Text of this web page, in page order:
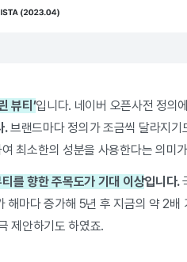
뷰티’입니다. 네이버 오픈사전 정의
.브랜드마다 정의가 조금씩 달라지기
최소한의 성분을 사용한다는 의미
를 향한 주목도가 기대 이상입니다.
마다 증가해 5년 후 지금의 약 2배
제안하기도 하였죠.